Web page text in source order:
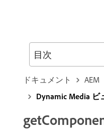
ドキュメント
AEM
Dynamic Media
目次